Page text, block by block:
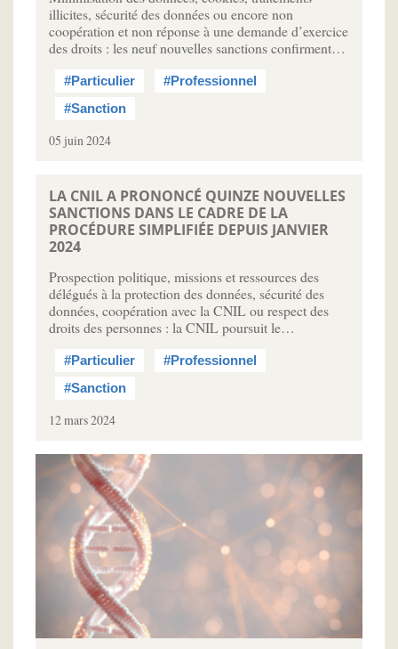
illicites, sécurité des données ou encore non
coopération et non réponse à une demande d’exercice
des droits : les neuf nouvelles sanctions confirment…
#Particulier
#Professionnel
#Sanction
05 juin 2024
LA CNIL A PRONONCÉ QUINZE NOUVELLES
SANCTIONS DANS LE CADRE DE LA
PROCÉDURE SIMPLIFIÉE DEPUIS JANVIER
2024
Prospection politique, missions et ressources des
délégués à la protection des données, sécurité des
données, coopération avec la CNIL ou respect des
droits des personnes : la CNIL poursuit le…
#Particulier
#Professionnel
#Sanction
12 mars 2024